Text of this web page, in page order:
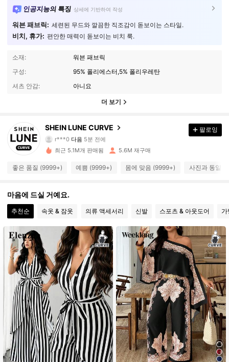
인공지능의 특징 상세에 기반하여 작성
워븐 패브릭: 세련된 무드와 깔끔한 직조감이 돋보이는 스타일.
비치, 휴가: 편안한 매력이 돋보이는 비치 룩.
소재:
워븐 패브릭
구성:
95% 폴리에스터,5% 폴리우레탄
셔츠 안감:
아니요
더 보기
SHEIN LUNE CURVE
r***0다음5분 전에
2***8 가 탐색 중입니다
4.89
450K 팔로워
4.89 450K 팔로워
4.89 450K 팔로워
4.89 450K 팔로워
4.89 450K 팔로워
4.89 450K 팔로워
팔로잉
최근 5.1M개 판매됨 5.6M 재구매
좋은 품질 (9999+) 예쁨 (9999+) 몸에 맞음 (9999+) 사진과 동일
마음에 드실 거예요.
추천순 속옷 & 잠옷 의류 액세서리 신발 스포츠 & 아웃도어